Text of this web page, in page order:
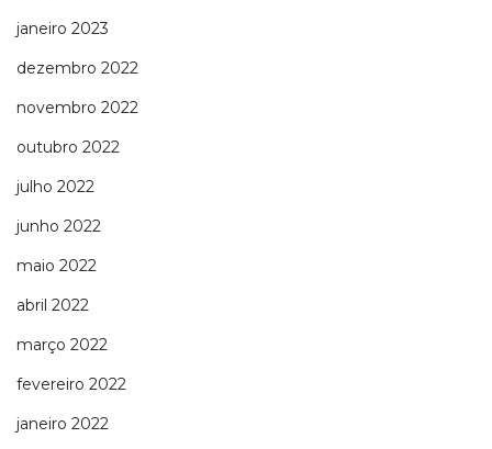
janeiro 2023
dezembro 2022
novembro 2022
outubro 2022
julho 2022
junho 2022
maio 2022
abril 2022
março 2022
fevereiro 2022
janeiro 2022